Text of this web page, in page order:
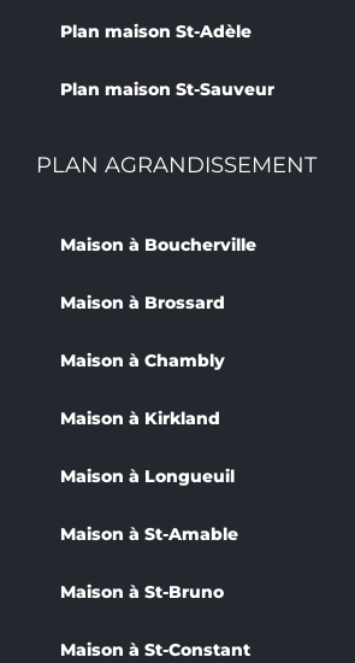
Plan maison St-Adèle
Plan maison St-Sauveur
PLAN AGRANDISSEMENT
Maison à Boucherville
Maison à Brossard
Maison à Chambly
Maison à Kirkland
Maison à Longueuil
Maison à St-Amable
Maison à St-Bruno
Maison à St-Constant